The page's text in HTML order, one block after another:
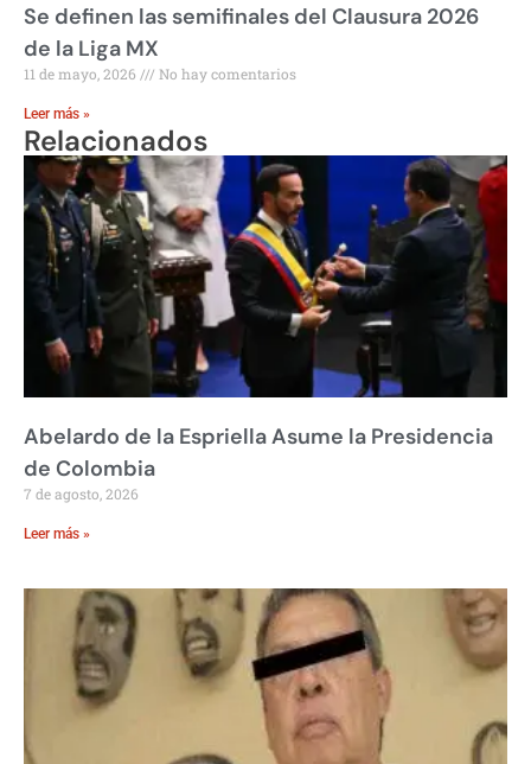
Se definen las semifinales del Clausura 2026
de la Liga MX
11 de mayo, 2026 No hay comentarios
Leer más »
Relacionados
Abelardo de la Espriella Asume la Presidencia
de Colombia
7 de agosto, 2026
Leer más »